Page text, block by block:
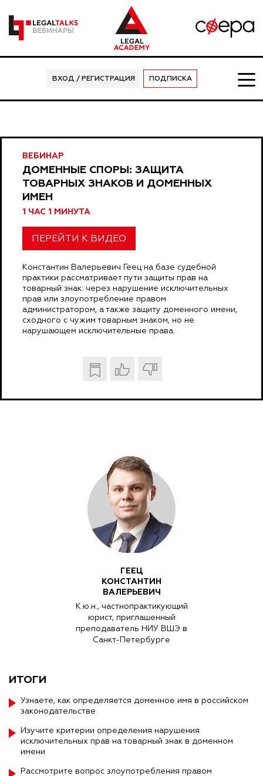
ВХОД / РЕГИСТРАЦИЯ ПОДПИСКА
ВЕБИНАР
ДОМЕННЫЕ СПОРЫ: ЗАЩИТА
ТОВАРНЫХ ЗНАКОВ И ДОМЕННЫХ
ИМЕН
1 ЧАС 1 МИНУТА
ПЕРЕЙТИ К ВИДЕО
Константин Валерьевич Геец на базе судебной
практики рассматривает пути защиты прав на
товарный знак: через нарушение исключительных
прав или злоупотребление правом
администратором, а также защиту доменного имени,
сходного с чужим товарным знаком, но не
нарушающем исключительные права.
ГЕЕЦ
КОНСТАНТИН
ВАЛЕРЬЕВИЧ
К.ю.н., частнопрактикующий
юрист, приглашенный
преподаватель НИУ ВШЭ в
Санкт-Петербурге
ИТОГИ
Узнаете, как определяется доменное имя в российском
законодательстве
Изучите критерии определения нарушения
исключительных прав на товарный знак в доменном
имени
Рассмотрите вопрос злоупотребления правом